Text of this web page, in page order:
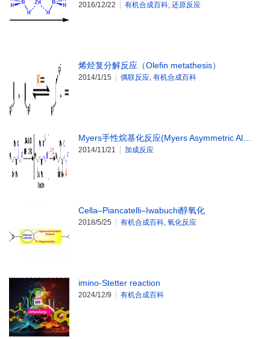
2016/12/22 有机合成百科, 还原反应
烯烃复分解反应（Olefin metathesis）
2014/1/15 偶联反应, 有机合成百科
Myers手性烷基化反应(Myers Asymmetric Al…
2014/11/21 加成反应
Cella–Piancatelli–Iwabuchi醇氧化
2018/5/25 有机合成百科, 氧化反应
imino‐Stetter reaction
2024/12/9 有机合成百科